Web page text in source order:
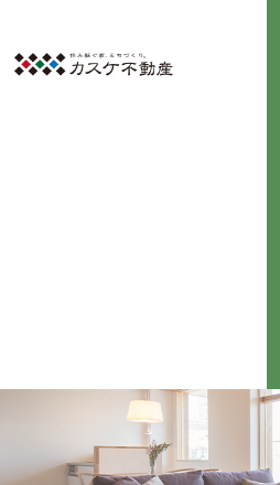
カスケホームグループ